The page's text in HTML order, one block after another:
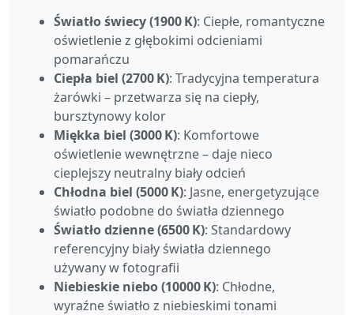
Światło świecy (1900 K): Ciepłe, romantyczne
oświetlenie z głębokimi odcieniami
pomarańczu
Ciepła biel (2700 K): Tradycyjna temperatura
żarówki – przetwarza się na ciepły,
bursztynowy kolor
Miękka biel (3000 K): Komfortowe
oświetlenie wewnętrzne – daje nieco
cieplejszy neutralny biały odcień
Chłodna biel (5000 K): Jasne, energetyzujące
światło podobne do światła dziennego
Światło dzienne (6500 K): Standardowy
referencyjny biały światła dziennego
używany w fotografii
Niebieskie niebo (10000 K): Chłodne,
wyraźne światło z niebieskimi tonami